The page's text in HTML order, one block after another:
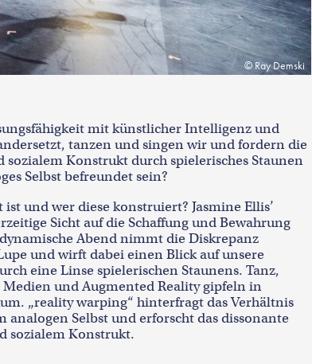
Ray Demski
mit künstlicher Intelligenz und
tanzen und singen wir und fordern die
Konstrukt durch spielerisches Staunen
Selbst befreundet sein?
und wer diese konstruiert? Jasmine Ellis’
Sicht auf die Schaffung und Bewahrung
Abend nimmt die Diskrepanz
und wirft dabei einen Blick auf unsere
eine Linse spielerischen Staunens. Tanz,
und Augmented Reality gipfeln in
„reality warping“ hinterfragt das Verhältnis
Selbst und erforscht das dissonante
sozialem Konstrukt.